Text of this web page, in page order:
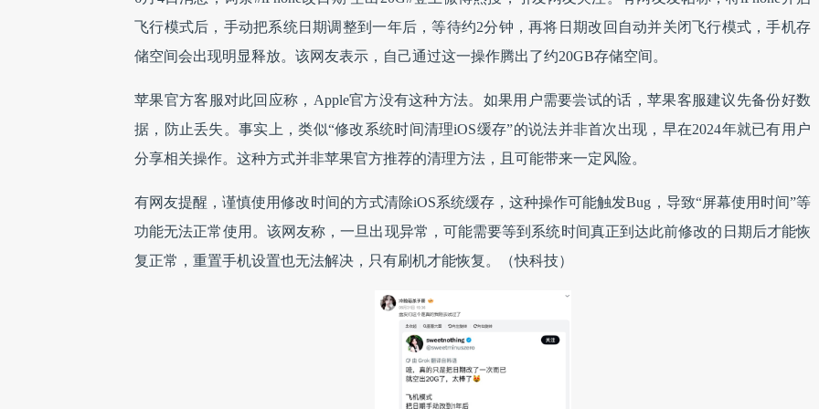
飞行模式后，手动把系统日期调整到一年后，等待约2分钟，再将日期改回自动并关闭飞行模式，手机存
储空间会出现明显释放。该网友表示，自己通过这一操作腾出了约20GB存储空间。
苹果官方客服对此回应称，Apple官方没有这种方法。如果用户需要尝试的话，苹果客服建议先备份好数
据，防止丢失。事实上，类似“修改系统时间清理iOS缓存”的说法并非首次出现，早在2024年就已有用户
分享相关操作。这种方式并非苹果官方推荐的清理方法，且可能带来一定风险。
有网友提醒，谨慎使用修改时间的方式清除iOS系统缓存，这种操作可能触发Bug，导致“屏幕使用时间”等
功能无法正常使用。该网友称，一旦出现异常，可能需要等到系统时间真正到达此前修改的日期后才能恢
复正常，重置手机设置也无法解决，只有刷机才能恢复。（快科技）